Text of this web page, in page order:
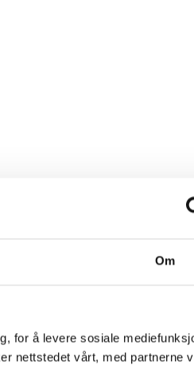
Om
for å levere sosiale
nettstedet vårt, med partnerne
svart -